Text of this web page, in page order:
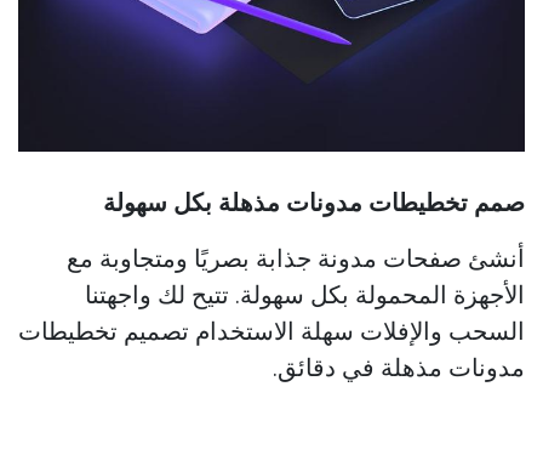
صمم تخطيطات مدونات مذهلة بكل سهولة
أنشئ صفحات مدونة جذابة بصريًا ومتجاوبة مع
الأجهزة المحمولة بكل سهولة. تتيح لك واجهتنا
السحب والإفلات سهلة الاستخدام تصميم تخطيطات
مدونات مذهلة في دقائق.